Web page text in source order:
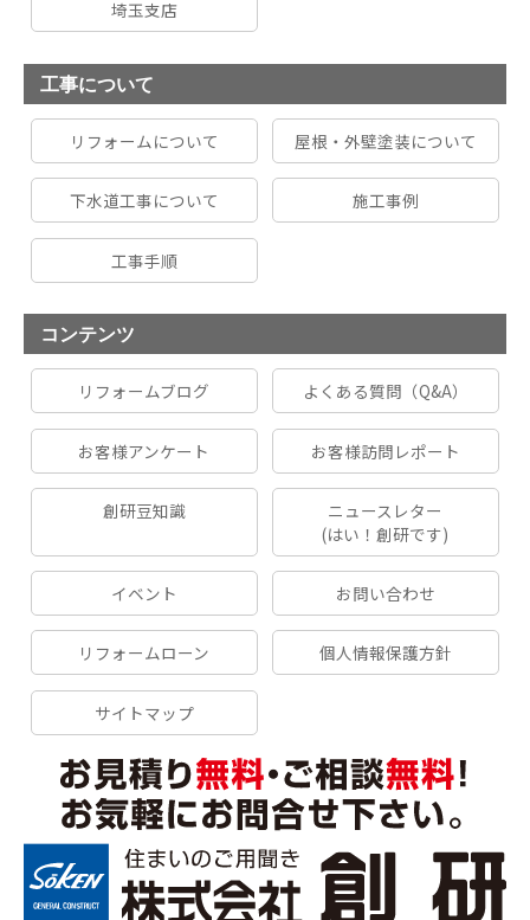
埼玉支店
工事について
リフォームについて 屋根・外壁塗装について
下水道工事について 施工事例
工事手順
コンテンツ
リフォームブログ よくある質問（Q&A）
お客様アンケート お客様訪問レポート
創研豆知識
ニュースレター
(はい！創研です)
イベント お問い合わせ
リフォームローン 個人情報保護方針
サイトマップ